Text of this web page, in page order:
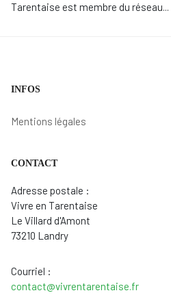
Tarentaise est membre du réseau...
INFOS
Mentions légales
CONTACT
Adresse postale :
Vivre en Tarentaise
Le Villard d'Amont
73210 Landry
Courriel :
contact@vivrentarentaise.fr